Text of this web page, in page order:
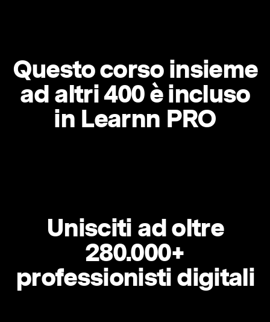
Questo corso insieme
ad altri 400 è incluso
in Learnn PRO
Unisciti ad oltre
280.000+
professionisti digitali